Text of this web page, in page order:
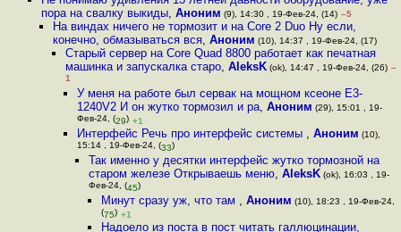
пора на свалку выкиды, Аноним (9), 14:30 , 19-Фев-24, (14) –5
На виндах ничего не тормозит и на Core 2 Duo Ну если,
конечно, обмазываться вся,Аноним (10), 14:37 , 19-Фев-24, (17)
Старый сервер на Core Quad 8800 работает как печатная
машинка и запускалка старо, AleksK(ok), 14:47 , 19-Фев-24, (26) –
1
У меня на работе был сервак на мощном ксеоне E3-
1240V2 И он жутко тормозил и ра, Аноним (29), 15:01 , 19-
Фев-24, (29) +1
Интерфейс Речь про интерфейс системы , Аноним (10),
15:14 , 19-Фев-24, (33)
Так именно у десятки интерфейс жутко тормозной на
старом железе Открываешь меню,AleksK (ok), 16:03 , 19-
Фев-24, (45)
Минут сразу уж, что там , Аноним (10), 18:23 , 19-Фев-24,
(75) +1
Надоело из поста в пост читать галлюцинации,